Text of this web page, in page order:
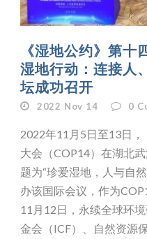
《湿地公约》第十
湿地行动：连接人
坛成功召开
2022 Nov 14 0
2022年11月5日至13日
大会（COP14）在湖北
题为“珍爱湿地，人与自
办该国际会议，作为
11月12日，永续全球环
金会（ICF）、自然资源